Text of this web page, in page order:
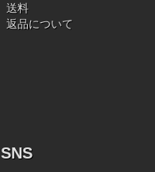
送料
返品について
SNS